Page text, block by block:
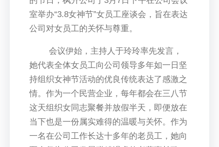
室举办“3.8女神节”女员工座谈会，旨在表达
公司对女员工的关怀与尊重。
会议伊始，主持人于玲玲率先发言，
她代表全体女员工向公司领导多年如一日坚
持组织女神节活动的优良传统表达了感激之
情。作为一个民营企业，每年都会在三八节
这天组织女同志聚餐并放假半天，即便放在
当下也是一份属实难得的温暖与关怀。作为
一名在公司工作长达十多年的老员工，她向